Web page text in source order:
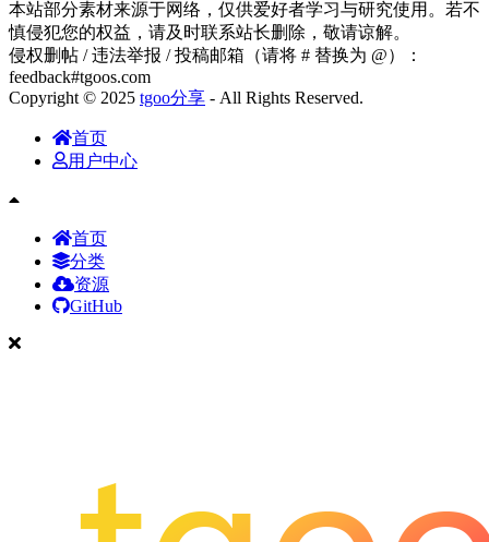
本站部分素材来源于网络，仅供爱好者学习与研究使用。若不
慎侵犯您的权益，请及时联系站长删除，敬请谅解。
侵权删帖 / 违法举报 / 投稿邮箱（请将 # 替换为 @）：
feedback#tgoos.com
Copyright © 2025 tgoo分享 - All Rights Reserved.
首页
用户中心
首页
分类
资源
GitHub